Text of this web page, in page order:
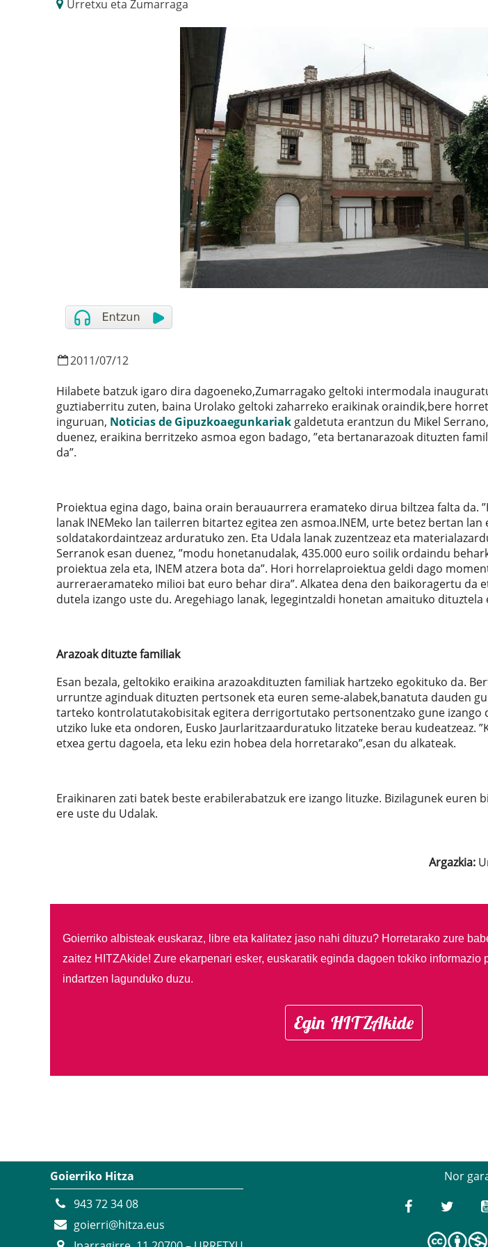
Urretxu eta Zumarraga
2011/07/12
Hilabete batzuk igaro dira dagoeneko,Zumarragako geltoki intermodala
guztiaberritu zuten, baina Urolako geltoki zaharreko eraikinak oraindik,bere
inguruan, Noticias de Gipuzkoaegunkariakgaldetuta erantzun du Mikel
duenez, eraikina berritzeko asmoa egon badago, ”eta bertanarazoak dituzten
da”.
Proiektua egina dago, baina orain berauaurrera eramateko dirua biltzea falta da.
lanak INEMeko lan tailerren bitartez egitea zen asmoa.INEM, urte betez bertan lan
soldatakordaintzeaz arduratuko zen. Eta Udala lanak zuzentzeaz eta
Serranok esan duenez, ”modu honetanudalak, 435.000 euro soilik ordaindu
proiektua zela eta, INEM atzera bota da”. Hori horrelaproiektua geldi dago
aurreraeramateko milioi bat euro behar dira”. Alkatea dena den baikoragertu da
dutela izango uste du. Aregehiago lanak, legegintzaldi honetan amaituko dituztela
Arazoak dituzte familiak
Esan bezala, geltokiko eraikina arazoakdituzten familiak hartzeko egokituko da.
urruntze aginduak dituzten pertsonek eta euren seme-alabek,banatuta dauden
tarteko kontrolatutakobisitak egitera derrigortutako pertsonentzako gune izango
utziko luke eta ondoren, Eusko Jaurlaritzaarduratuko litzateke berau kudeatzeaz.
etxea gertu dagoela, eta leku ezin hobea dela horretarako”,esan du alkateak.
Eraikinaren zati batek beste erabilerabatzuk ere izango lituzke. Bizilagunek euren
ere uste du Udalak.
Argazkia:
Goierriko albisteak euskaraz, libre eta kalitatez jaso nahi dituzu? Horretarako zure
zaitez HITZAkide! Zure ekarpenari esker, euskaratik eginda dagoen tokiko informazio
indartzen lagunduko duzu.
Egin HITZAkide
Goierriko Hitza
943 72 34 08
goierri@hitza.eus
Nor